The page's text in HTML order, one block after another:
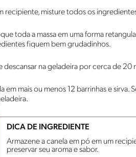
recipiente, misture todos os
toda a massa em uma forma
fiquem bem grudadinhos.
descansar na geladeira por cerca de 20
em mais ou menos 12 barrinhas e sirva.
DICA DE INGREDIENTE
Armazene a canela em pó em um
preservar seu aroma e sabor.